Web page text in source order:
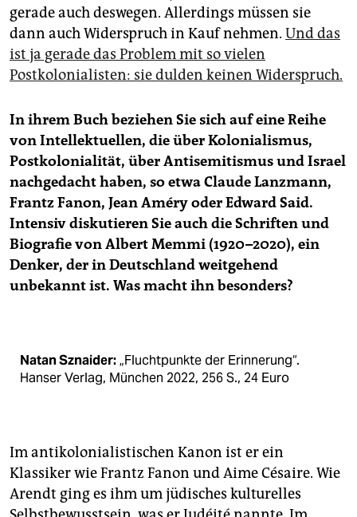
gerade auch deswegen. Allerdings müssen sie
dann auch Widerspruch in Kauf nehmen. Und das
ist ja gerade das Problem mit so vielen
Postkolonialisten: sie dulden keinen Widerspruch.
In ihrem Buch beziehen Sie sich auf eine Reihe
von Intellektuellen, die über Kolonialismus,
Postkolonialität, über Antisemitismus und Israel
nachgedacht haben, so etwa Claude Lanzmann,
Frantz Fanon, Jean Améry oder Edward Said.
Intensiv diskutieren Sie auch die Schriften und
Biografie von Albert Memmi (1920–2020), ein
Denker, der in Deutschland weitgehend
unbekannt ist. Was macht ihn besonders?
Natan Sznaider:„Fluchtpunkte der Erinnerung“.
Hanser Verlag, München 2022, 256 S., 24 Euro
Im antikolonialistischen Kanon ist er ein
Klassiker wie Frantz Fanon und Aime Césaire. Wie
Arendt ging es ihm um jüdisches kulturelles